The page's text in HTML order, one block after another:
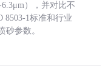
），并对比不
8503-1标准和行业
砂参数。